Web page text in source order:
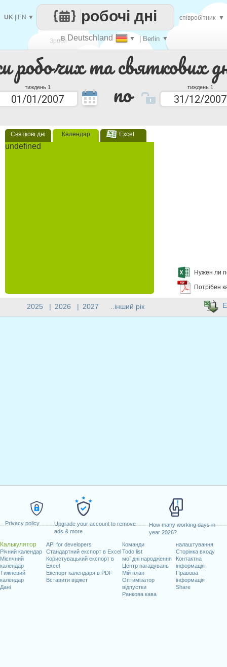
Privacy policy
Upgrade your account to remove
ads & more
How many working days in
year 2026?
Калькулятор
Річний календар
Місячний
календар
Тижневий
календар
Дані
API for developers
Стандартний експорт в Excel
Користувацький експорт в
Excel
Експорт календаря в PDF
Вставити віджет
Команди
Todo list
мої дні народження
Центр нагадувань
Мій план
Оптимізатор
відпустки
Ранкова кава
налаштування
Сторінка входу
Контактна
інформація
Правова
інформація
Share
робочих та святкових
тиждень 1 по тиждень 1
Святкові дні Календар Excel
undefined
Нужен ли
Потрібен
Зроби
кожен
..в Deutschland ▼ | Berlin ▼
робочі дні
UK EN ▼ співробітник ▼
2025 | 2026 | 2027 ..інший рік